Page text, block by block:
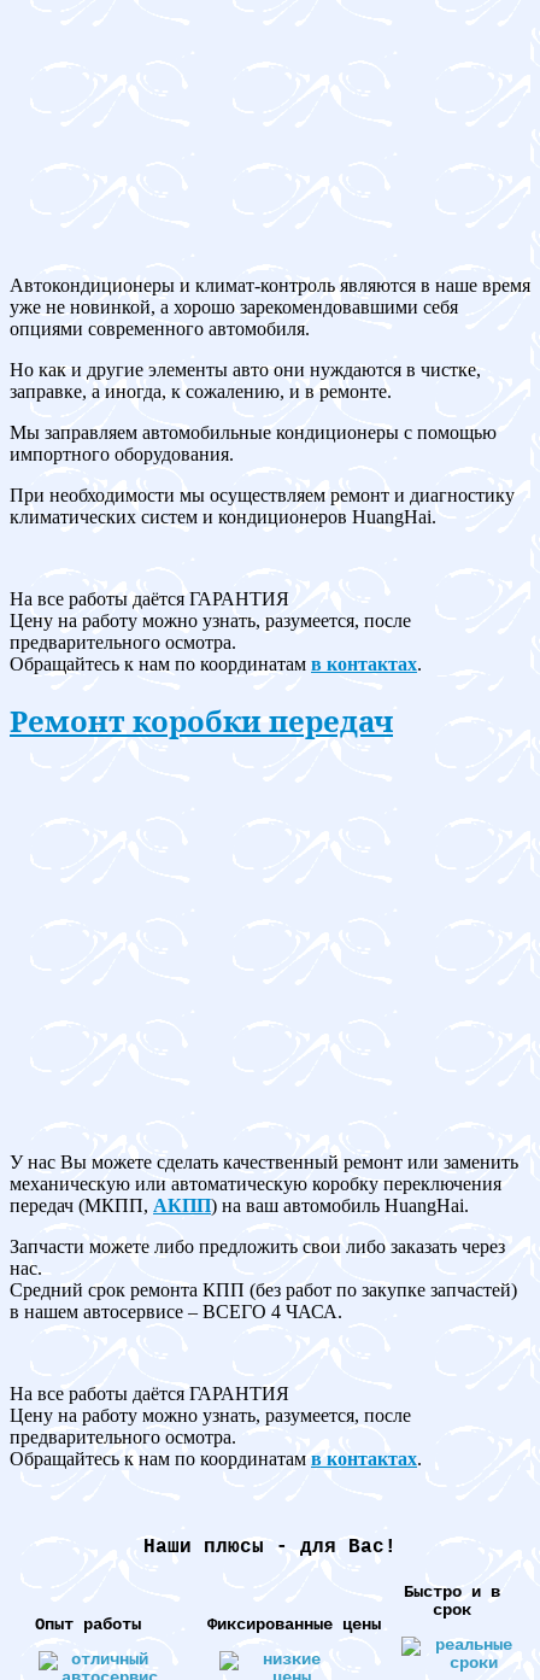
Автокондиционеры и климат-контроль являются в наше время
уже не новинкой, а хорошо зарекомендовавшими себя
опциями современного автомобиля.
Но как и другие элементы авто они нуждаются в чистке,
заправке, а иногда, к сожалению, и в ремонте.
Мы заправляем автомобильные кондиционеры с помощью
импортного оборудования.
При необходимости мы осуществляем ремонт и диагностику
климатических систем и кондиционеров HuangHai.
На все работы даётся ГАРАНТИЯ
Цену на работу можно узнать, разумеется, после
предварительного осмотра.
Обращайтесь к нам по координатам в контактах.
Ремонт коробки передач
У нас Вы можете сделать качественный ремонт или заменить
механическую или автоматическую коробку переключения
передач (МКПП, АКПП) на ваш автомобиль HuangHai.
Запчасти можете либо предложить свои либо заказать через
нас.
Средний срок ремонта КПП (без работ по закупке запчастей)
в нашем автосервисе – ВСЕГО 4 ЧАСА.
На все работы даётся ГАРАНТИЯ
Цену на работу можно узнать, разумеется, после
предварительного осмотра.
Обращайтесь к нам по координатам в контактах.
Наши плюсы - для Вас!
Опыт работы Фиксированные цены
Быстро и в
срок